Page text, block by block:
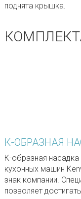
поднята крышка.
К-ОБРАЗНАЯ
К-образная
кухонных машин
знак компании.
позволяет